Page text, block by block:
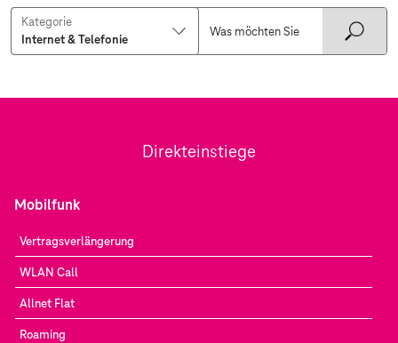
Kategorie
Direkteinstiege
Mobilfunk
Vertragsverlängerung
WLAN Call
Allnet Flat
Roaming